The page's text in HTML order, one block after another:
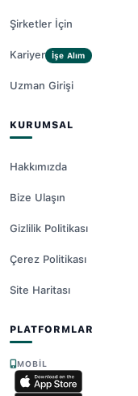
Şirketler İçin
Kariyer İşe Alım
Uzman Girişi
KURUMSAL
Hakkımızda
Bize Ulaşın
Gizlilik Politikası
Çerez Politikası
Site Haritası
PLATFORMLAR
MOBIL